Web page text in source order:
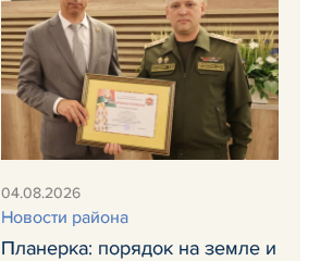
04.08.2026
Новости района
Планерка: порядок на земле и